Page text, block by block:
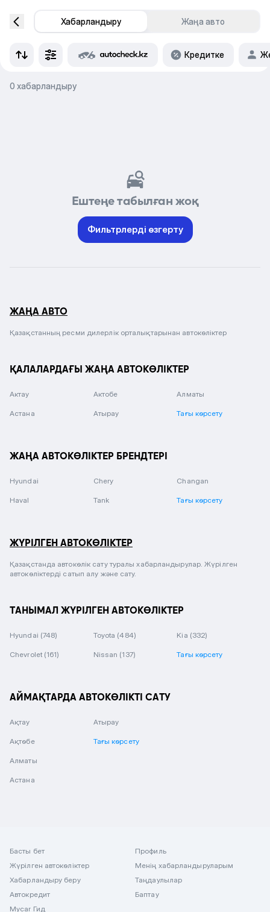
Хабарландыру Жаңа авто
Кредитке
0 хабарландыру
Ештеңе табылған жоқ
Фильтрлерді өзгерту
ЖАҢА АВТО
Қазақстанның ресми дилерлік орталықтарынан автокөліктер
ҚАЛАЛАРДАҒЫ ЖАҢА АВТОКӨЛІКТЕР
Актау Актобе Алматы
Астана Атырау Тағы көрсету
ЖАҢА АВТОКӨЛІКТЕР БРЕНДТЕРІ
Hyundai Chery Changan
Haval Tank Тағы көрсету
ЖҮРІЛГЕН АВТОКӨЛІКТЕР
Қазақстанда автокөлік сату туралы хабарландырулар. Жүрілген
автокөліктерді сатып алу және сату.
ТАНЫМАЛ ЖҮРІЛГЕН АВТОКӨЛІКТЕР
Hyundai (748) Toyota (484) Kia (332)
Chevrolet (161) Nissan (137) Тағы көрсету
АЙМАҚТАРДА АВТОКӨЛІКТІ САТУ
Ақтау
Ақтөбе
Алматы
Астана
Атырау
Тағы көрсету
Басты бет
Жүрілген автокөліктер
Хабарландыру беру
Автокредит
Mycar Гид
Профиль
Менің хабарландыруларым
Таңдаулылар
Баптау